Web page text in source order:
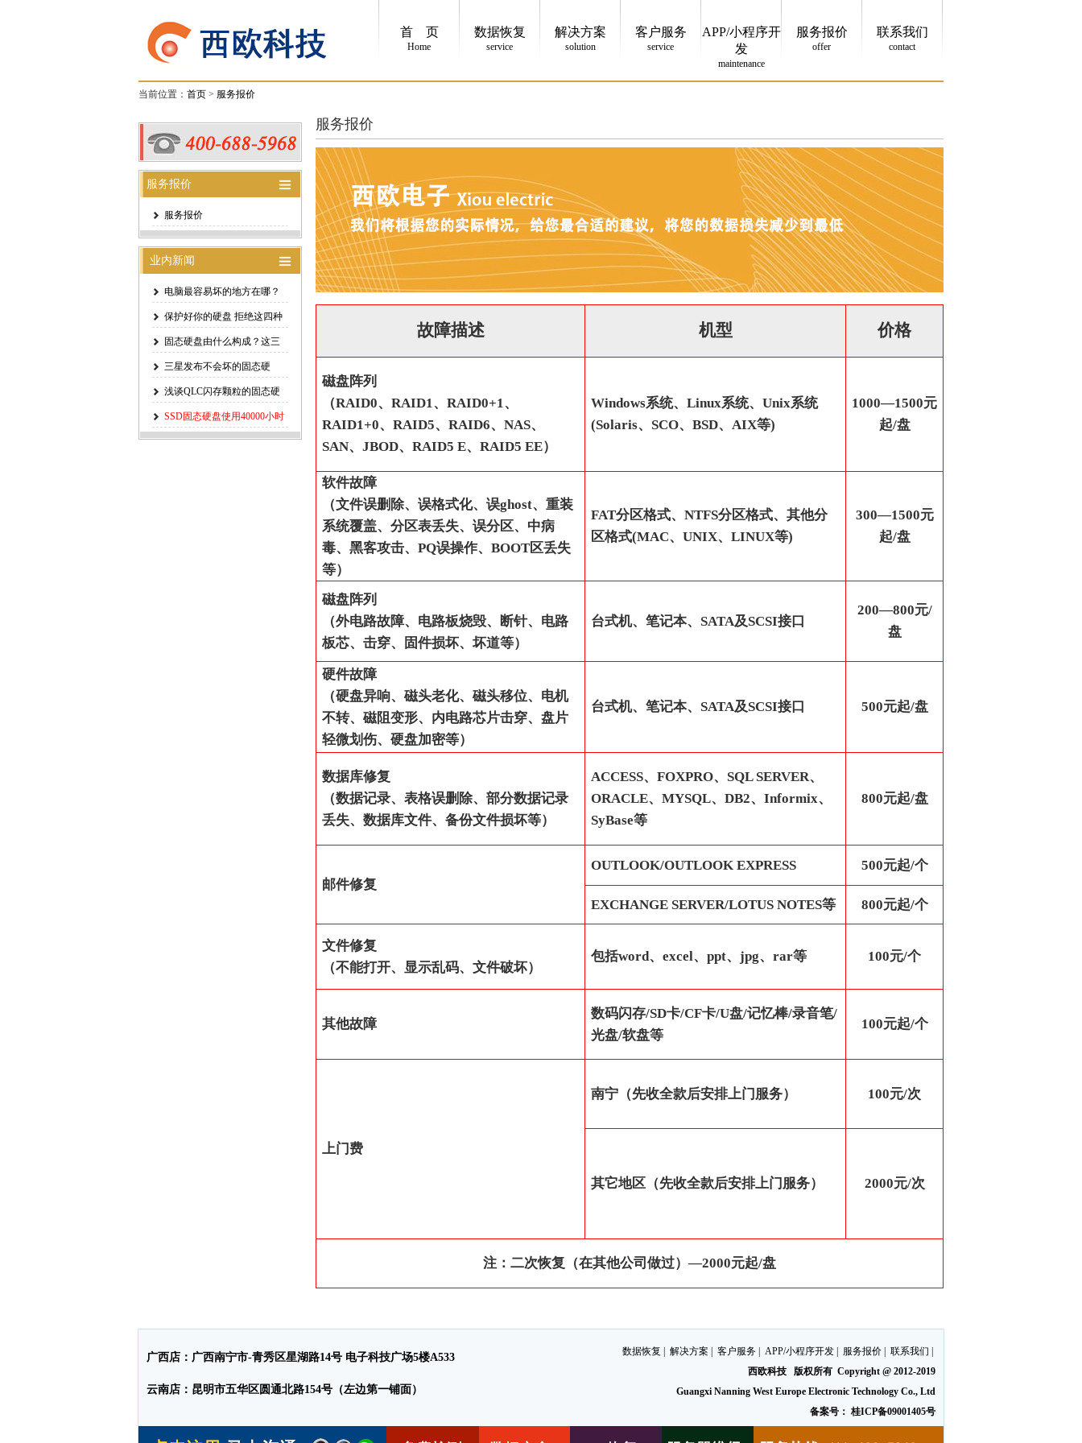
首 页
Home
数据恢复
service
解决方案
solution
客户服务
service
APP/小程序开
发
maintenance
服务报价
offer
联系我们
contact
当前位置： 首页 > 服务报价
服务报价
服务报价
业内新闻
电脑最容易坏的地方在哪？
Intel官方
保护好你的硬盘 拒绝这四种
错误操
固态硬盘由什么构成？这三
个部分才是
三星发布不会坏的固态硬
盘，再也不担
浅谈QLC闪存颗粒的固态硬
盘的使用
SSD固态硬盘使用40000小时
掉盘问题
服务报价
故障描述 机型 价格
磁盘阵列
（RAID0、RAID1、RAID0+1、
RAID1+0、RAID5、RAID6、NAS、
SAN、JBOD、RAID5 E、RAID5 EE）
Windows系统、Linux系统、Unix系统
(Solaris、SCO、BSD、AIX等)
1000—1500元
起/盘
软件故障
（文件误删除、误格式化、误ghost、重装
系统覆盖、分区表丢失、误分区、中病
毒、黑客攻击、PQ误操作、BOOT区丢失
等）
FAT分区格式、NTFS分区格式、其他分
区格式(MAC、UNIX、LINUX等)
300—1500元
起/盘
磁盘阵列
（外电路故障、电路板烧毁、断针、电路
板芯、击穿、固件损坏、坏道等）
台式机、笔记本、SATA及SCSI接口
200—800元/
盘
硬件故障
（硬盘异响、磁头老化、磁头移位、电机
不转、磁阻变形、内电路芯片击穿、盘片
轻微划伤、硬盘加密等）
台式机、笔记本、SATA及SCSI接口 500元起/盘
数据库修复
（数据记录、表格误删除、部分数据记录
丢失、数据库文件、备份文件损坏等）
ACCESS、FOXPRO、SQL SERVER、
ORACLE、MYSQL、DB2、Informix、
SyBase等
800元起/盘
邮件修复
OUTLOOK/OUTLOOK EXPRESS 500元起/个
EXCHANGE SERVER/LOTUS NOTES等 800元起/个
文件修复
（不能打开、显示乱码、文件破坏）
包括word、excel、ppt、jpg、rar等 100元/个
其他故障
数码闪存/SD卡/CF卡/U盘/记忆棒/录音笔/
光盘/软盘等
100元起/个
上门费
南宁（先收全款后安排上门服务） 100元/次
其它地区（先收全款后安排上门服务） 2000元/次
注：二次恢复（在其他公司做过）—2000元起/盘
广西店：广西南宁市-青秀区星湖路14号 电子科技广场5楼A533
云南店：昆明市五华区圆通北路154号（左边第一铺面）
数据恢复 解决方案 客户服务 APP/小程序开发 服务报价 联系我们
西欧科技
版权所有 Copyright @ 2012-2019
Guangxi Nanning West Europe Electronic Technology Co., Ltd
备案号： 桂ICP备09001405号